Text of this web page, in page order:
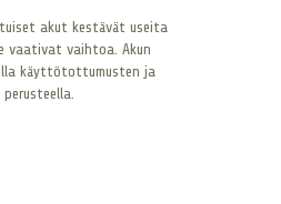
akut kestävät useita
vaativat vaihtoa. Akun
käyttötottumusten ja